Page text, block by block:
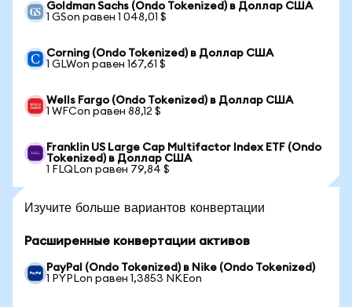
Goldman Sachs (Ondo Tokenized) в Доллар США
1 GSon равен 1 048,01 $
Corning (Ondo Tokenized) в Доллар США
1 GLWon равен 167,61 $
Wells Fargo (Ondo Tokenized) в Доллар США
1 WFCon равен 88,12 $
Franklin US Large Cap Multifactor Index ETF (Ondo
Tokenized) в Доллар США
1 FLQLon равен 79,84 $
Изучите больше вариантов конвертации
Расширенные конвертации активов
PayPal (Ondo Tokenized) в Nike (Ondo Tokenized)
1 PYPLon равен 1,3853 NKEon